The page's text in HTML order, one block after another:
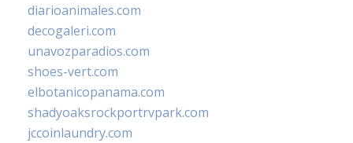
diarioanimales.com
decogaleri.com
unavozparadios.com
shoes-vert.com
elbotanicopanama.com
shadyoaksrockportrvpark.com
jccoinlaundry.com